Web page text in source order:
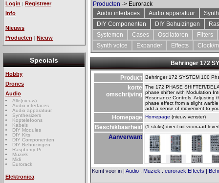
Login | Registreer
Info
Nieuws
Producten | Nieuw
Specials
Hobby
Drones
Audio
Alle(nieuw)
Audio interfaces
Audio apparatuur
Synthesizers
Koptelefoons
Kabels
DIY Modules
DIY Kits
DIY Componenten
DIY Behuizingen
Raspberry Pi
Muziek
Midi
Eurorack
Elektronica
Producten -> Eurorack
Audio interfaces
Audio apparatuur
DIY Componenten
DIY Behuizingen
Systemen
Cases Oscilatoren
Filters
Synth voice
Expander Effects Clock/
Behringer 172
Product Behringer 172 SYSTEM 100
korte
omschrijving
The 172 PHASE SHIFTER/
phase shifter with Modulation
Resonance Controls. Adjusting
phase effect from a slight
add a sense of movement to
Homepage Homepage (nieuw venster)
Beschikbaarheid (1 stuks) direct uit voorraad
Aanverwant
Komt voor in | Audio : Muziek : eurorack:Effects |